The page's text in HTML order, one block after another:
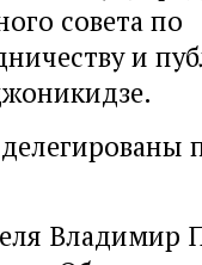
совета по
и
Владимир